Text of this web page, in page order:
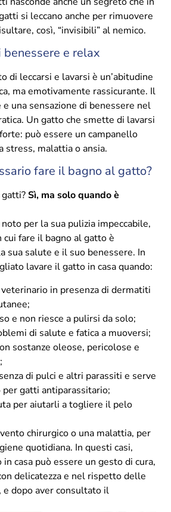
si leccano anche per rimuovere
così, “invisibili” al nemico.
e relax
di leccarsi e lavarsi è un’abitudine
ma emotivamente rassicurante. Il
una sensazione di benessere nel
Un gatto che smette di lavarsi
può essere un campanello
stress, malattia o ansia.
fare il bagno al gatto?
Sì, ma solo quando è
per la sua pulizia impeccabile,
cui fare il bagno al gatto è
sua salute e il suo benessere. In
lavare il gatto in casa quando:
in presenza di dermatiti
e non riesce a pulirsi da solo;
di salute e fatica a muoversi;
sostanze oleose, pericolose e
di pulci e altri parassiti e serve
per gatti antiparassitario;
per aiutarli a togliere il pelo
chirurgico o una malattia, per
quotidiana. In questi casi,
casa può essere un gesto di cura,
delicatezza e nel rispetto delle
e dopo aver consultato il